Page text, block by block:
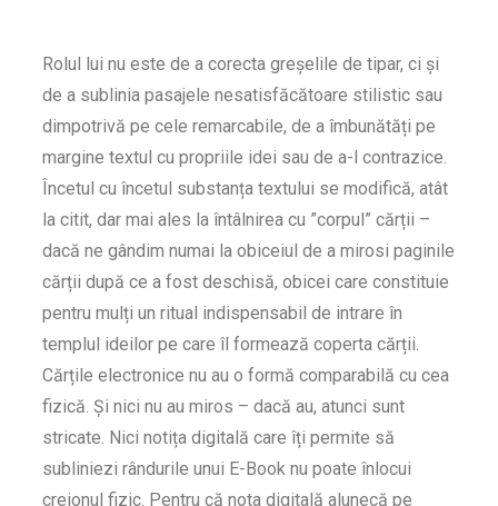
Rolul lui nu este de a corecta greșelile de tipar, ci și
de a sublinia pasajele nesatisfăcătoare stilistic sau
dimpotrivă pe cele remarcabile, de a îmbunătăți pe
margine textul cu propriile idei sau de a-l contrazice.
Încetul cu încetul substanța textului se modifică, atât
la citit, dar mai ales la întâlnirea cu ”corpul” cărții –
dacă ne gândim numai la obiceiul de a mirosi paginile
cărții după ce a fost deschisă, obicei care constituie
pentru mulți un ritual indispensabil de intrare în
templul ideilor pe care îl formează coperta cărții.
Cărțile electronice nu au o formă comparabilă cu cea
fizică. Și nici nu au miros – dacă au, atunci sunt
stricate. Nici notița digitală care îți permite să
subliniezi rândurile unui E-Book nu poate înlocui
creionul fizic. Pentru că nota digitală alunecă pe